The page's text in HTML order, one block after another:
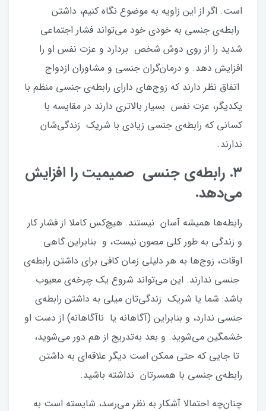
است. اگر از این زاویه به موضوع نگاه کنیم، داشتن
رابطه‌ی جنسی به خودی خود می‌تواند فشار اجتماعی
شدید را از روی دوش شخص بردارد و عزت نفس او را
افزایش دهد. و درمان‌گران جنسی و مشاوران ازدواج
اتفاق نظر دارند که زوج‌های دارای رابطه‌ی جنسی منظم با
یکدیگر، عزت نفس بسیار بالاتری دارند در مقایسه با
کسانی که رابطه‌ی جنسی زیادی با شریک زندگی‌شان
ندارند.
۳. رابطه‌ی جنسی صمیمیت را افزایش
می‌دهد.
رابطه‌ها همیشه آسان نیستند. هیچ‌کس کاملا از فشار کار
و زندگی به طور کلی مصون نیست، و بنابراین گاهی
اوقات، زوج‌ها به هر دلیلی زمان کافی برای داشتن رابطه‌ی
جنسی ندارند. این می‌تواند شروع یک چرخه‌ی معیوب
باشد: شما یا شریک زندگی‌تان میلی به داشتن رابطه‌ی
جنسی ندارد، و بنابراین (آگاهانه یا ناآگاهانه) از دست او
خشمگین می‌شوید. و بعد به‌تدریج از هم دور می‌شوید،
تا جایی که حتی ممکن است دیگر علاقه‌ای به داشتن
رابطه‌ی جنسی با همسرتان نداشته باشید.
چنان‌چه احتمالا آشکار به نظر می‌رسد، شایسته است به